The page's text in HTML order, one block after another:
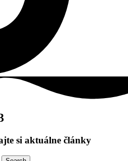
si aktuálne články